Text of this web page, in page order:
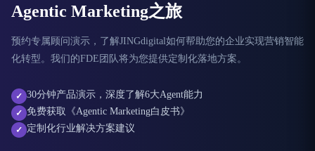
Agentic Marketing之旅
预约专属顾问演示，了解JINGdigital如何帮助您的企业实现营销智能
化转型。我们的FDE团队将为您提供定制化落地方案。
✓ 30分钟产品演示，深度了解6大Agent能力
✓ 免费获取《Agentic Marketing白皮书》
✓ 定制化行业解决方案建议